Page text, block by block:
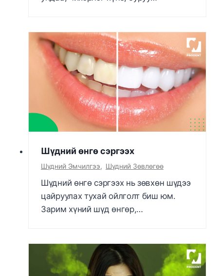
Шүдний өнгө сэргээх
Шүдний Эмчилгээ, Шүдний Зөвлөгөө
Шүдний өнгө сэргээх нь зөвхөн шүдээ
цайруулах тухай ойлголт биш юм.
Зарим хүний шүд өнгөр,…